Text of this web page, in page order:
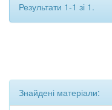
Результати 1-1 зі 1.
Знайдені матеріали: